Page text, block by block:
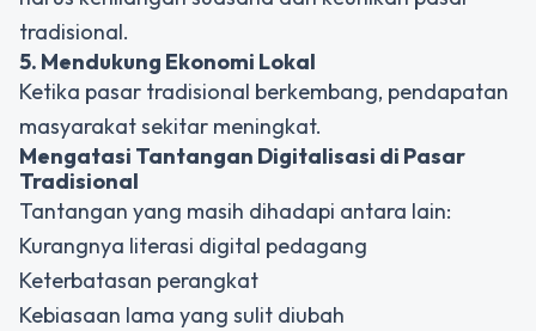
tradisional.
5. Mendukung Ekonomi Lokal
Ketika pasar tradisional berkembang, pendapatan
masyarakat sekitar meningkat.
Mengatasi Tantangan Digitalisasi di Pasar
Tradisional
Tantangan yang masih dihadapi antara lain:
Kurangnya literasi digital pedagang
Keterbatasan perangkat
Kebiasaan lama yang sulit diubah